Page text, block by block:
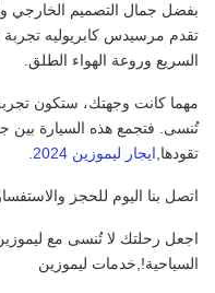
بفضل جمال التصميم الخارجي
تقدم مرسيدس كابريوليه تجربة
السريع وروعة الهواء الطلق.
مهما كانت وجهتك، ستكون
تُنسى. فتجمع هذه السيارة بين
تقودها,ايجار ليموزين 2024.
اتصل بنا اليوم للحجز والاستفسار:
اجعل رحلتك لا تُنسى مع
السياحية!,خدمات ليموزين